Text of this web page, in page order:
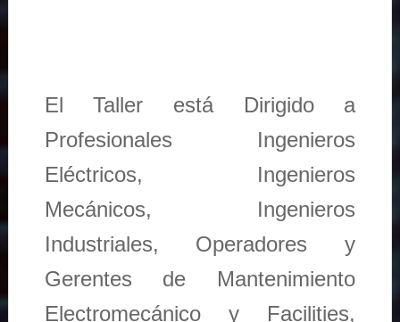
El Taller está Dirigido a
Profesionales Ingenieros
Eléctricos, Ingenieros
Mecánicos, Ingenieros
Industriales, Operadores y
Gerentes de Mantenimiento
Electromecánico y Facilities,